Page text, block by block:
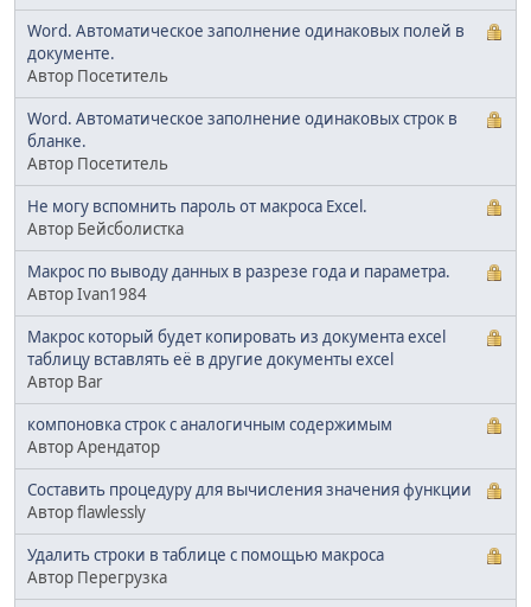
Word. Автоматическое заполнение одинаковых полей в
документе.
Автор Посетитель
Word. Автоматическое заполнение одинаковых строк в
бланке.
Автор Посетитель
Не могу вспомнить пароль от макроса Excel.
Автор Бейсболистка
Макрос по выводу данных в разрезе года и параметра.
Автор Ivan1984
Макрос который будет копировать из документа excel
таблицу вставлять её в другие документы excel
Автор Bar
компоновка строк с аналогичным содержимым
Автор Арендатор
Составить процедуру для вычисления значения функции
Автор flawlessly
Удалить строки в таблице с помощью макроса
Автор Перегрузка